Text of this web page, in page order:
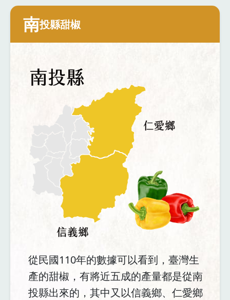
南投縣甜椒
從民國110年的數據可以看到，臺灣生
產的甜椒，有將近五成的產量都是從南
投縣出來的，其中又以信義鄉、仁愛鄉